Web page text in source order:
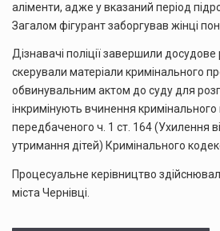
аліменти, адже у вказаний період
Загалом фігурант заборгував жінці
Дізнавачі поліції завершили досудове
скерували матеріали кримінального
обвинувальним актом до суду для
інкримінують вчинення кримінального
передбаченого ч. 1 ст. 164 (Ухилення
утримання дітей) Кримінального
Процесуальне керівництво
міста Чернівці.